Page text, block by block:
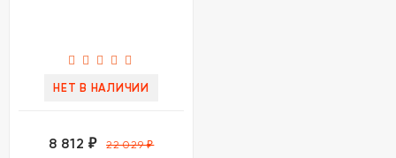
НЕТ В НАЛИЧИИ
8 812₽ 22 029₽